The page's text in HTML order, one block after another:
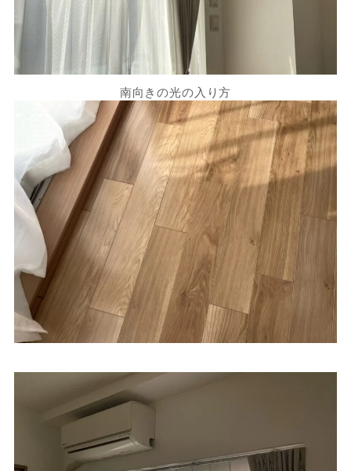
南向きの光の入り方